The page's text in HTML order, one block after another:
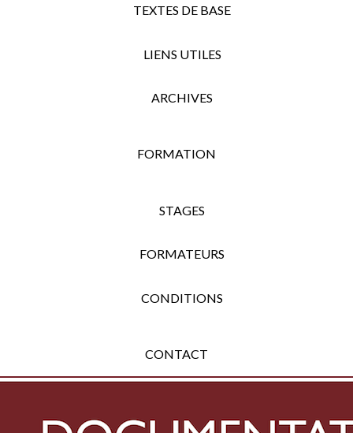
TEXTES DE BASE
LIENS UTILES
ARCHIVES
FORMATION
STAGES
FORMATEURS
CONDITIONS
CONTACT